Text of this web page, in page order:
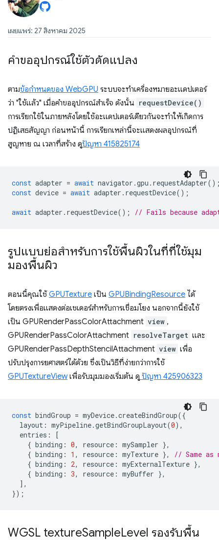
เผยแพร่: 27 สิงหาคม 2025
คำขออุปกรณ์ใช้ตัวดัดแปลง
ตามข้อกำหนดของ WebGPU ระบบจะทำเครื่องหมายอะแดปเตอร์
ว่า "ใช้แล้ว" เมื่อคำขออุปกรณ์สำเร็จ ดังนั้น requestDevice()
การเรียกใช้ในภายหลังโดยใช้อะแดปเตอร์เดียวกันจะทำให้เกิดการ
ปฏิเสธสัญญา ก่อนหน้านี้ การเรียกเหล่านี้จะแสดงผลอุปกรณ์ที่
สูญหาย ณ เวลาที่สร้าง ดูปัญหา 415825174
const adapter = await navigator .gpu . requestAdapter
const device = await adapter . requestDevice();
await adapter . requestDevice(); // Fails because
รูปแบบย่อสำหรับการใช้พื้นผิวในที่ที่ใช้มุม
มองพื้นผิว
ตอนนี้คุณใช้ GPUTexture เป็น GPUBindingResource ได้
โดยตรงเพื่อแสดงต่อเชเดอร์สำหรับการเชื่อมโยง นอกจากนี้ยังใช้
เป็น GPURenderPassColorAttachment view ,
GPURenderPassColorAttachment resolveTarget และ
GPURenderPassDepthStencilAttachment view เพื่อ
ปรับปรุงการยศาสตร์ได้ด้วย ซึ่งเป็นวิธีที่ง่ายกว่าการใช้
GPUTextureViewเพื่อรับมุมมองเริ่มต้น ดู ปัญหา 425906323
const bindGroup = myDevice.createBindGroup({
layout : myPipeline.getBindGroupLayout(0),
entries :
[
{ binding : 0, resource : mySampler },
{ binding : 1 , resource : myTexture },
// Same as
{ binding : 2, resource : myExternalTexture },
{ binding : 3, resource : myBuffer },
],
});
WGSL textureSampleLevel รองรับพื้น